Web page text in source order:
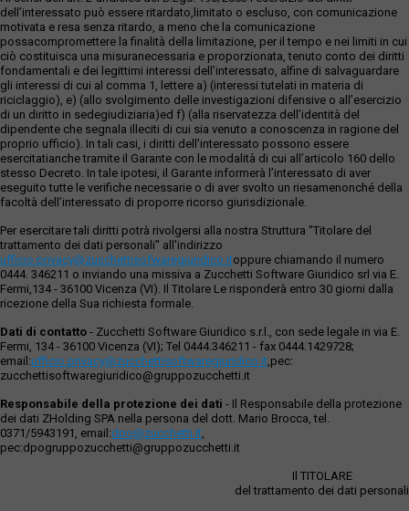
dell’interessato può essere ritardato,limitato o escluso, con comunicazione
motivata e resa senza ritardo, a meno che la comunicazione
possacompromettere la finalità della limitazione, per il tempo e nei limiti in cui
ciò costituisca una misuranecessaria e proporzionata, tenuto conto dei diritti
fondamentali e dei legittimi interessi dell’interessato, alfine di salvaguardare
gli interessi di cui al comma 1, lettere a) (interessi tutelati in materia di
riciclaggio), e) (allo svolgimento delle investigazioni difensive o all’esercizio
di un diritto in sedegiudiziaria)ed f) (alla riservatezza dell’identità del
dipendente che segnala illeciti di cui sia venuto a conoscenza in ragione del
proprio ufficio). In tali casi, i diritti dell’interessato possono essere
esercitatianche tramite il Garante con le modalità di cui all’articolo 160 dello
stesso Decreto. In tale ipotesi, il Garante informerà l’interessato di aver
eseguito tutte le verifiche necessarie o di aver svolto un riesamenonché della
facoltà dell’interessato di proporre ricorso giurisdizionale.
Per esercitare tali diritti potrà rivolgersi alla nostra Struttura "Titolare del
trattamento dei dati personali" all'indirizzo
ufficio.privacy@zucchettisofwaregiuridico.itoppure chiamando il numero
0444. 346211 o inviando una missiva a Zucchetti Software Giuridico srl via E.
Fermi,134 - 36100 Vicenza (VI). Il Titolare Le risponderà entro 30 giorni dalla
ricezione della Sua richiesta formale.
Dati di contatto - Zucchetti Software Giuridico s.r.l., con sede legale in via E.
Fermi, 134 - 36100 Vicenza (VI); Tel 0444.346211 - fax 0444.1429728;
email:ufficio.privacy@zucchettisoftwaregiuridico.it,pec:
zucchettisoftwaregiuridico@gruppozucchetti.it
Responsabile della protezione dei dati - Il Responsabile della protezione
dei dati ZHolding SPA nella persona del dott. Mario Brocca, tel.
0371/5943191, email:dpo@zucchetti.it,
pec:dpogruppozucchetti@gruppozucchetti.it
Il TITOLARE
del trattamento dei dati personali